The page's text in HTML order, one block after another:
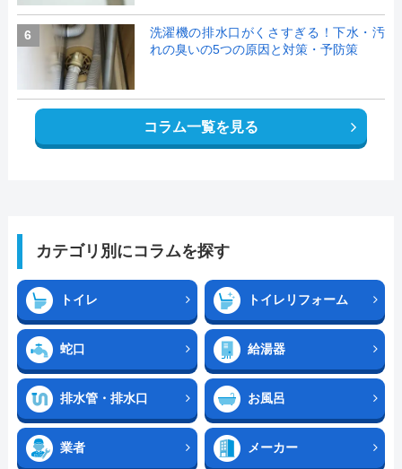
6
洗濯機の排水口がくさすぎる！下水・汚
れの臭いの5つの原因と対策・予防策
コラム一覧を見る
カテゴリ別にコラムを探す
トイレ トイレリフォーム
蛇口 給湯器
排水管・排水口 お風呂
業者 メーカー